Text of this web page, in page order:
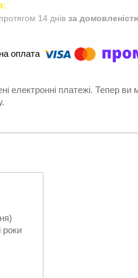
14 днів за
електронні платежі. Тепер
роки